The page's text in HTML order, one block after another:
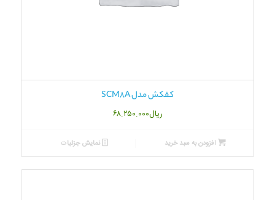
کفکش مدل SCM8A
ریال۶۸.۲۵۰.۰۰۰
افزودن به سبد خرید نمایش جزئیات